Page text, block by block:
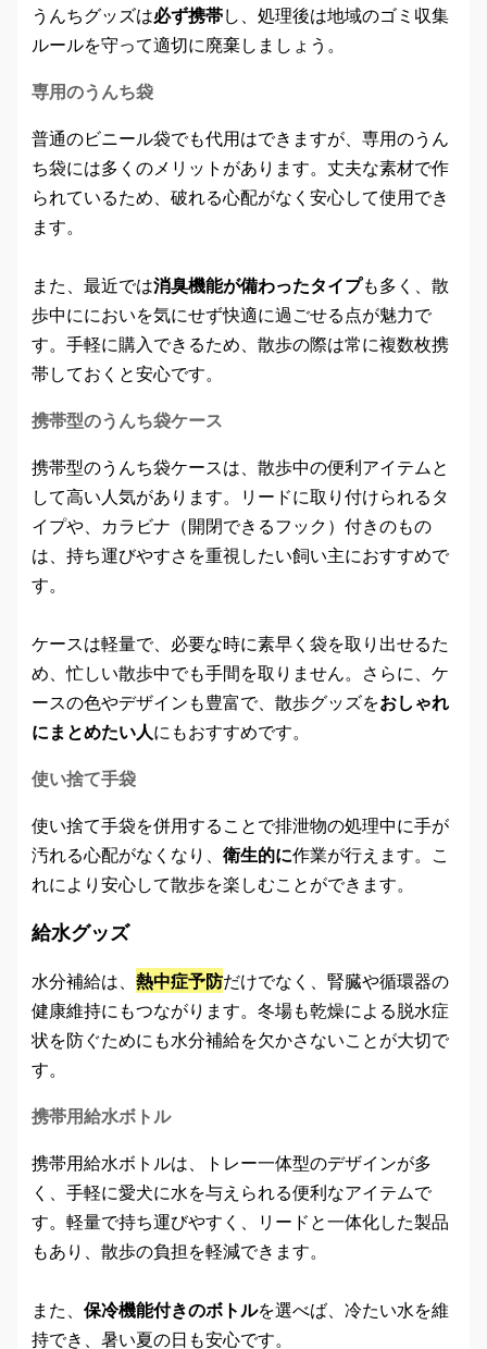
うんちグッズは必ず携帯し、処理後は地域のゴミ収集
ルールを守って適切に廃棄しましょう。
専用のうんち袋
普通のビニール袋でも代用はできますが、専用のうん
ち袋には多くのメリットがあります。丈夫な素材で作
られているため、破れる心配がなく安心して使用でき
ます。
また、最近では消臭機能が備わったタイプも多く、散
歩中ににおいを気にせず快適に過ごせる点が魅力で
す。手軽に購入できるため、散歩の際は常に複数枚携
帯しておくと安心です。
携帯型のうんち袋ケース
携帯型のうんち袋ケースは、散歩中の便利アイテムと
して高い人気があります。リードに取り付けられるタ
イプや、カラビナ（開閉できるフック）付きのもの
は、持ち運びやすさを重視したい飼い主におすすめで
す。
ケースは軽量で、必要な時に素早く袋を取り出せるた
め、忙しい散歩中でも手間を取りません。さらに、ケ
ースの色やデザインも豊富で、散歩グッズをおしゃれ
にまとめたい人にもおすすめです。
使い捨て手袋
使い捨て手袋を併用することで排泄物の処理中に手が
汚れる心配がなくなり、 衛生的に作業が行えます。こ
れにより安心して散歩を楽しむことができます。
給水グッズ
水分補給は、 熱中症予防だけでなく、腎臓や循環器の
健康維持にもつながります。冬場も乾燥による脱水症
状を防ぐためにも水分補給を欠かさないことが大切で
す。
携帯用給水ボトル
携帯用給水ボトルは、トレー一体型のデザインが多
く、手軽に愛犬に水を与えられる便利なアイテムで
す。軽量で持ち運びやすく、リードと一体化した製品
もあり、散歩の負担を軽減できます。
また、 保冷機能付きのボトルを選べば、冷たい水を維
持でき、暑い夏の日も安心です。